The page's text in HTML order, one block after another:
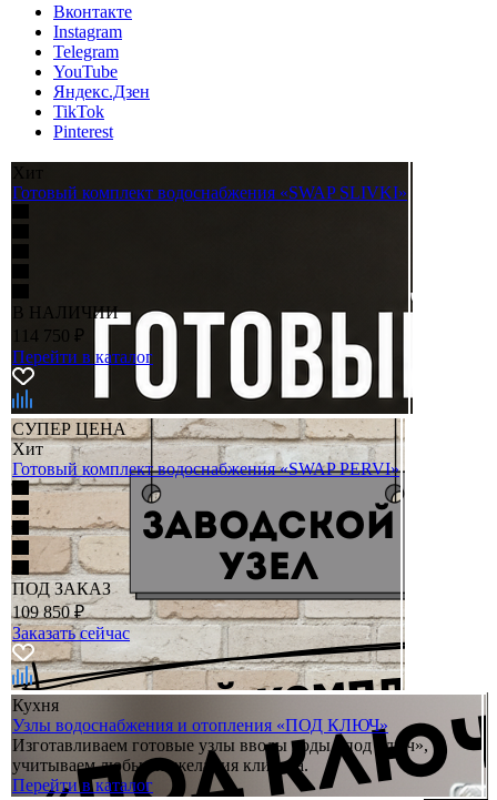
Вконтакте
Instagram
Telegram
YouTube
Яндекс.Дзен
TikTok
Pinterest
Хит
Готовый комплект водоснабжения «SWAP SLIVKI»
В НАЛИЧИИ
114 750 ₽
Перейти в каталог
СУПЕР ЦЕНА
Хит
Готовый комплект водоснабжения «SWAP PERVI»
ПОД ЗАКАЗ
109 850 ₽
Заказать сейчас
Кухня
Узлы водоснабжения и отопления «ПОД КЛЮЧ»
Изготавливаем готовые узлы вводы воды «под ключ»,
учитываем любые пожелания клиента.
Перейти в каталог